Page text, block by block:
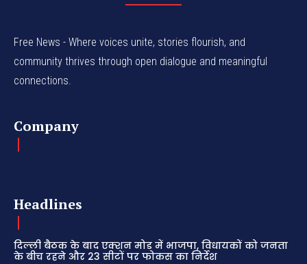
Free News - Where voices unite, stories flourish, and
community thrives through open dialogue and meaningful
connections.
Company
Headlines
दिल्ली बैठक के बाद एक्शन मोड में भाजपा, विधायकों को जनता
के बीच रहने और 23 सीटों पर फोकस का निर्देश